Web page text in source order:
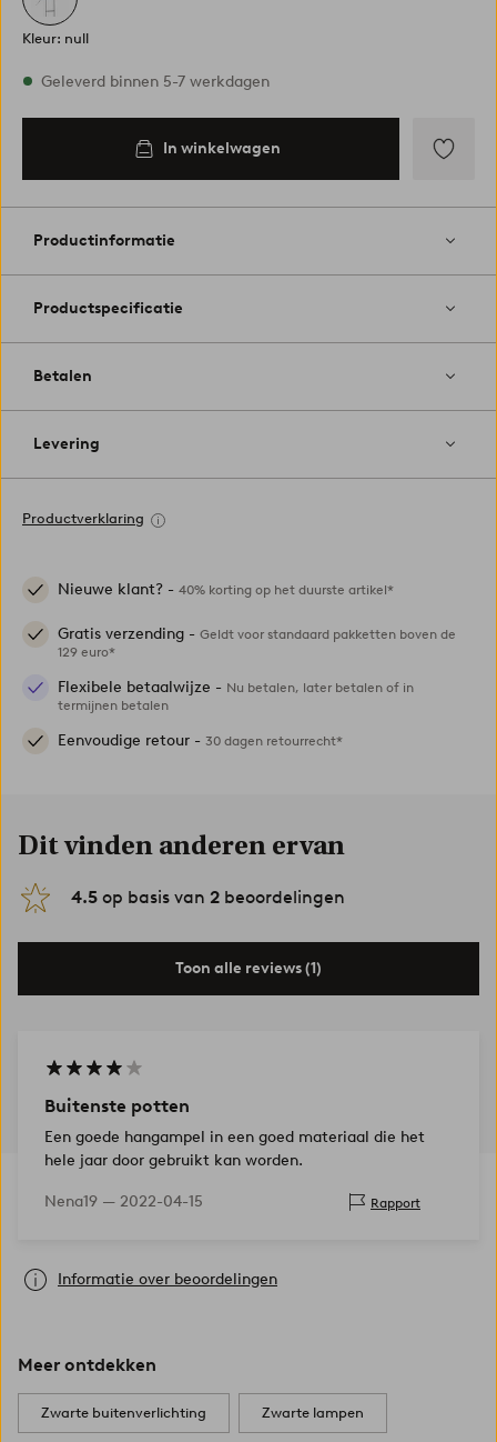
Kleur: null
Op voorraad
Geleverd binnen 5-7 werkdagen
In winkelwagen
aan
Productinformatie
Productspecificatie
Betalen
Levering
Productverklaring
Nieuwe klant? - 40% korting op het duurste artikel*
Gratis verzending - Geldt voor standaard pakketten boven de
129 euro*
Flexibele betaalwijze - Nu betalen, later betalen of in
termijnen betalen
Eenvoudige retour - 30 dagen retourrecht*
Dit vinden anderen ervan
4.5 op basis van 2 beoordelingen
Toon alle reviews (1)
Buitenste potten
Een goede hangampel in een goed materiaal die het
hele jaar door gebruikt kan worden.
Nena19 — 2022-04-15 Rapport
Informatie over beoordelingen
Meer ontdekken
Zwarte buitenverlichting Zwarte lampen